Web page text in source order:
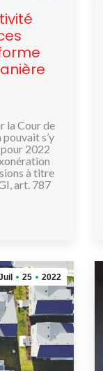
la Cour de
s’y
2022
à titre
art. 787
25 2022